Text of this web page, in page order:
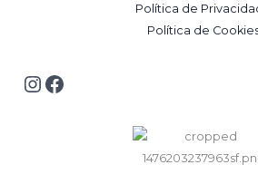
Política de
Política de